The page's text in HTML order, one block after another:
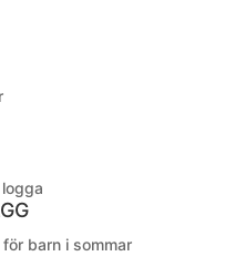
barn i sommar